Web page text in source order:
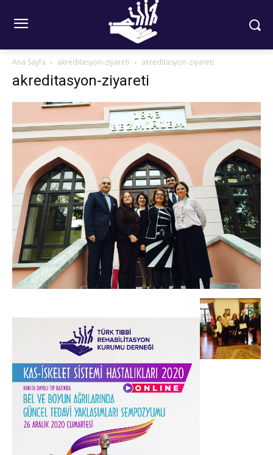
Ana Sayfa akreditasyon-ziyareti akreditasyon-ziyareti
akreditasyon-ziyareti